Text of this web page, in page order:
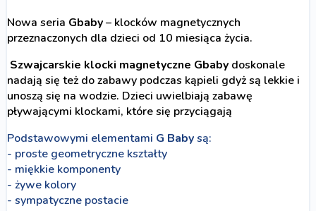
Nowa seria Gbaby– klocków magnetycznych
przeznaczonych dla dzieci od 10 miesiąca życia.
Szwajcarskie klocki magnetyczne Gbabydoskonale
nadają się też do zabawy podczas kąpieli gdyż są lekkie i
unoszą się na wodzie. Dzieci uwielbiają zabawę
pływającymi klockami, które się przyciągają
Podstawowymi elementami G Babysą:
- proste geometryczne kształty
- miękkie komponenty
- żywe kolory
- sympatyczne postacie